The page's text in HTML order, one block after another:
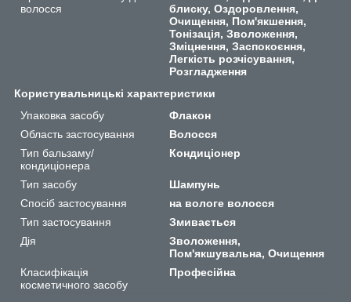
волосся
блиску, Оздоровлення,
Очищення, Пом'якшення,
Тонізація, Зволоження,
Зміцнення, Заспокоєння,
Легкість розчісування,
Розгладження
Користувальницькі характеристики
Упаковка засобу
Флакон
Область застосування
Волосся
Тип бальзаму/
кондиціонера
Кондиціонер
Тип засобу
Шампунь
Спосіб застосування
на вологе волосся
Тип застосування
Змивається
Дія
Зволоження,
Пом'якшувальна, Очищення
Класифікація
косметичного засобу
Професійна